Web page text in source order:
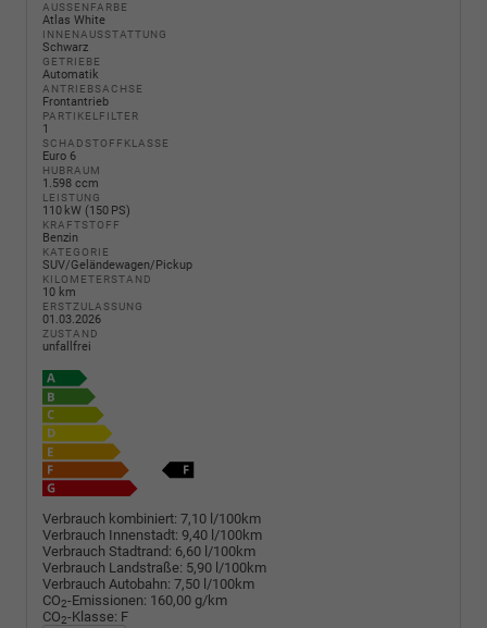
AUSSENFARBE
Atlas White
INNENAUSSTATTUNG
Schwarz
GETRIEBE
Automatik
ANTRIEBSACHSE
Frontantrieb
PARTIKELFILTER
1
SCHADSTOFFKLASSE
Euro 6
HUBRAUM
1.598 ccm
LEISTUNG
110 kW (150 PS)
KRAFTSTOFF
Benzin
KATEGORIE
SUV/Geländewagen/Pickup
KILOMETERSTAND
10 km
ERSTZULASSUNG
01.03.2026
ZUSTAND
unfallfrei
Verbrauch kombiniert: 7,10 l/100km
Verbrauch Innenstadt: 9,40 l/100km
Verbrauch Stadtrand: 6,60 l/100km
Verbrauch Landstraße: 5,90 l/100km
Verbrauch Autobahn: 7,50 l/100km
CO2-Emissionen: 160,00 g/km
CO2-Klasse: F